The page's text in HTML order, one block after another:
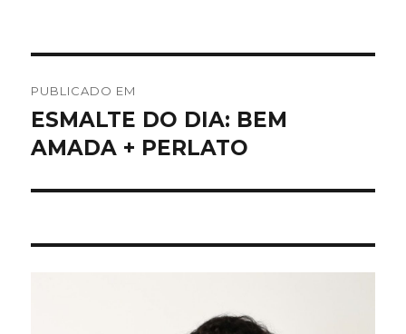
de
Post
PUBLICADO EM
ESMALTE DO DIA: BEM
AMADA + PERLATO